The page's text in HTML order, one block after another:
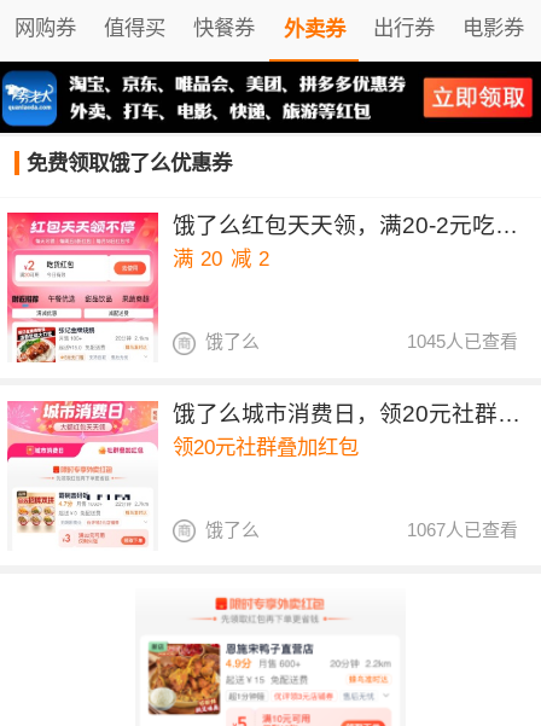
网购券 值得买 快餐券 外卖券 出行券 电影券
免费领取饿了么优惠券
饿了么红包天天领，满20-2元吃货红包
满 20 减 2
1045人已查看
饿了么
饿了么城市消费日，领20元社群叠加红包
领20元社群叠加红包
1067人已查看
饿了么